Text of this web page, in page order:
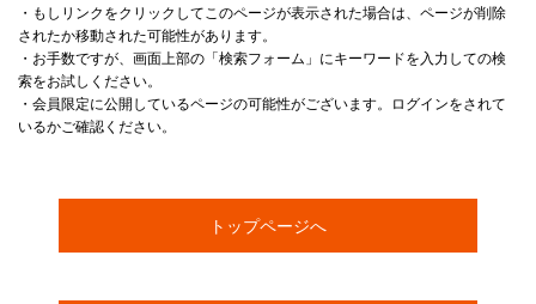
・もしリンクをクリックしてこのページが表示された場合は、ページが削除
されたか移動された可能性があります。
・お手数ですが、画面上部の「検索フォーム」にキーワードを入力しての検
索をお試しください。
・会員限定に公開しているページの可能性がございます。ログインをされて
いるかご確認ください。
トップページへ